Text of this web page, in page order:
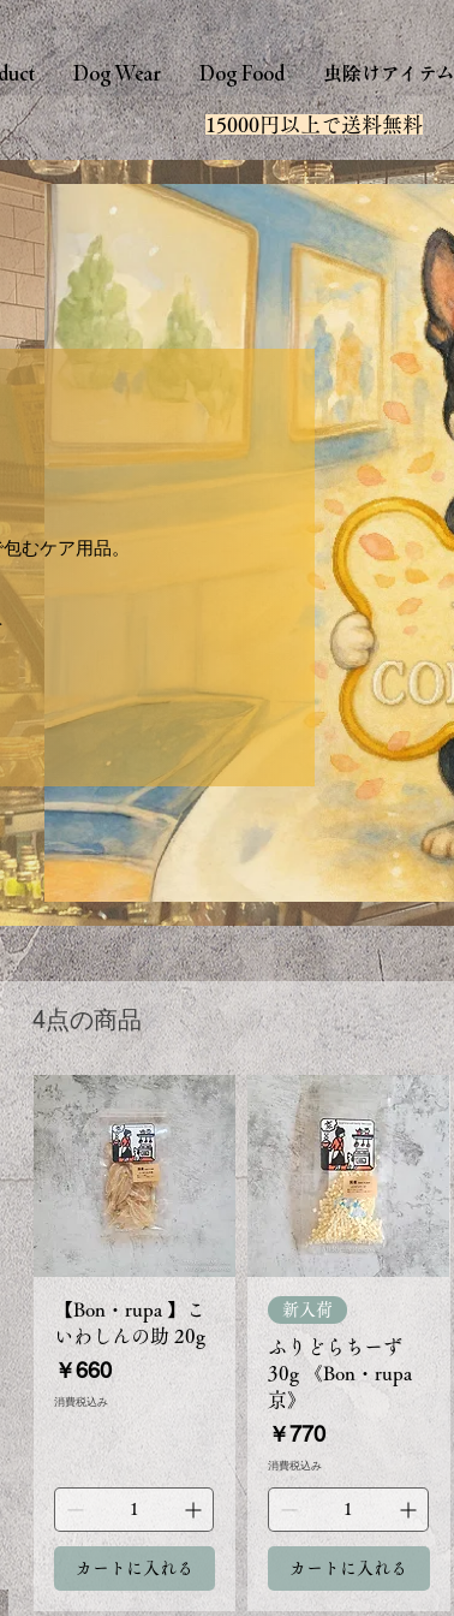
Dog Wear Dog Food 虫除けアイテム
15000円以上で送料無料
むケア用品。
4点の商品
【Bon・rupa 】こ
いわしんの助 20g
価格
￥660
消費税込み
カートに入れる
新入荷
ふりどらちーず
30g 《Bon・rupa
京》
価格
￥770
消費税込み
カートに入れる